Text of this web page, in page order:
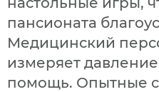
пансионата
Медицинский
измеряет
помощь. Опытные